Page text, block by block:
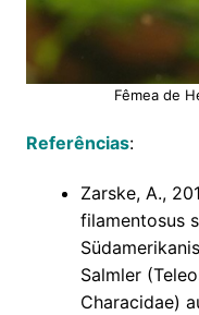
Fêmea de
Referências:
Zarske, A.,
filamentosus
Salmler
Characidae)